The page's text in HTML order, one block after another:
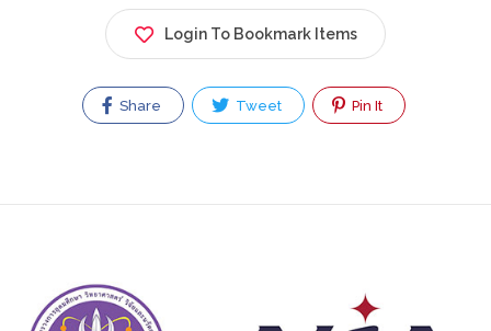
Login To Bookmark Items
Share Tweet Pin It